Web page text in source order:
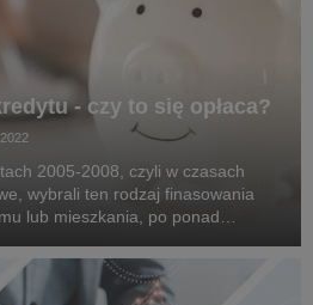
- czy to się opłaca?
2005-2008, czyli w czasach
wybrali ten rodzaj finasowania
lub mieszkania, po ponad
oraz wyrokiem TSUE, mają